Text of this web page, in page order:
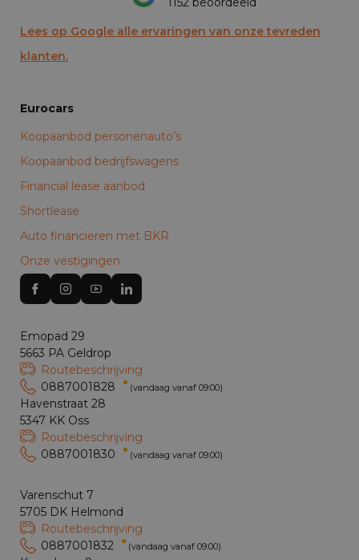
Lees op Google alle ervaringen van onze tevreden
klanten.
Eurocars
Koopaanbod personenauto’s
Koopaanbod bedrijfswagens
Financial lease aanbod
Shortlease
Auto financieren met BKR
Onze vestigingen
Emopad 29
5663 PA Geldrop
Routebeschrijving
0887001828
(vandaag vanaf 09:00)
Havenstraat 28
5347 KK Oss
Routebeschrijving
0887001830
(vandaag vanaf 09:00)
Varenschut 7
5705 DK Helmond
Routebeschrijving
0887001832
(vandaag vanaf 09:00)